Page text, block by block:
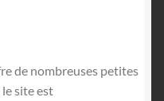
de nombreuses petites
site est